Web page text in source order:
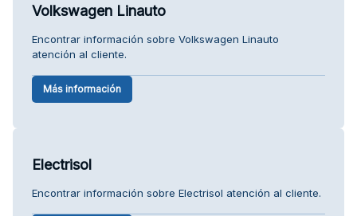
Volkswagen Linauto
Encontrar información sobre Volkswagen Linauto
atención al cliente.
Más información
Electrisol
Encontrar información sobre Electrisol atención al cliente.